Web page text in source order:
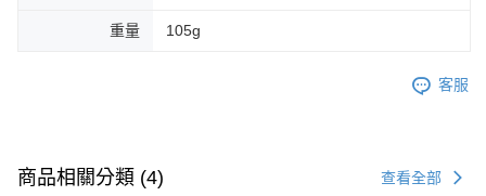
重量 105g
客服
商品相關分類 (4) 查看全部